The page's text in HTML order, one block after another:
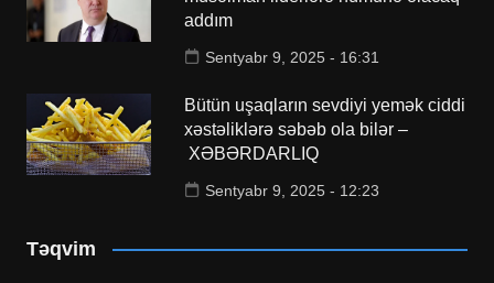
addım
Sentyabr 9, 2025 - 16:31
Bütün uşaqların sevdiyi yemək ciddi
xəstəliklərə səbəb ola bilər –
XƏBƏRDARLIQ
Sentyabr 9, 2025 - 12:23
Təqvim